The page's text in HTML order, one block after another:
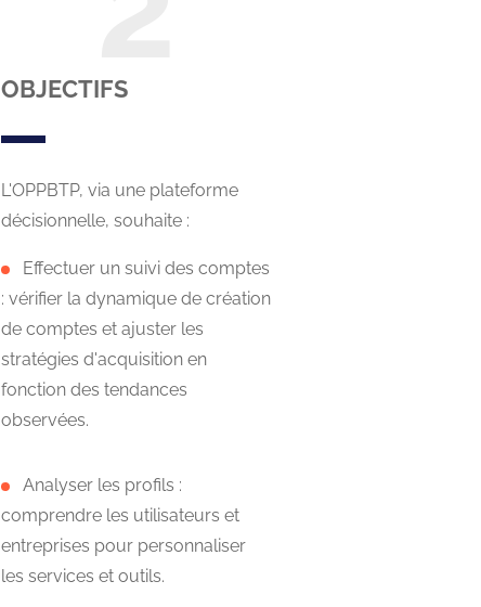
OBJECTIFS
L'OPPBTP, via une plateforme
décisionnelle, souhaite :
Effectuer un suivi des comptes
: vérifier la dynamique de création
de comptes et ajuster les
stratégies d'acquisition en
fonction des tendances
observées.
Analyser les profils :
comprendre les utilisateurs et
entreprises pour personnaliser
les services et outils.